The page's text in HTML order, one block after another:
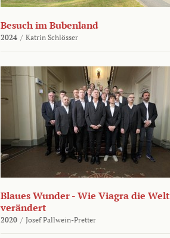
Besuch im Bubenland
2024 / Katrin Schlösser
Blaues Wunder - Wie Viagra die Welt
verändert
2020 / Josef Pallwein-Pretter